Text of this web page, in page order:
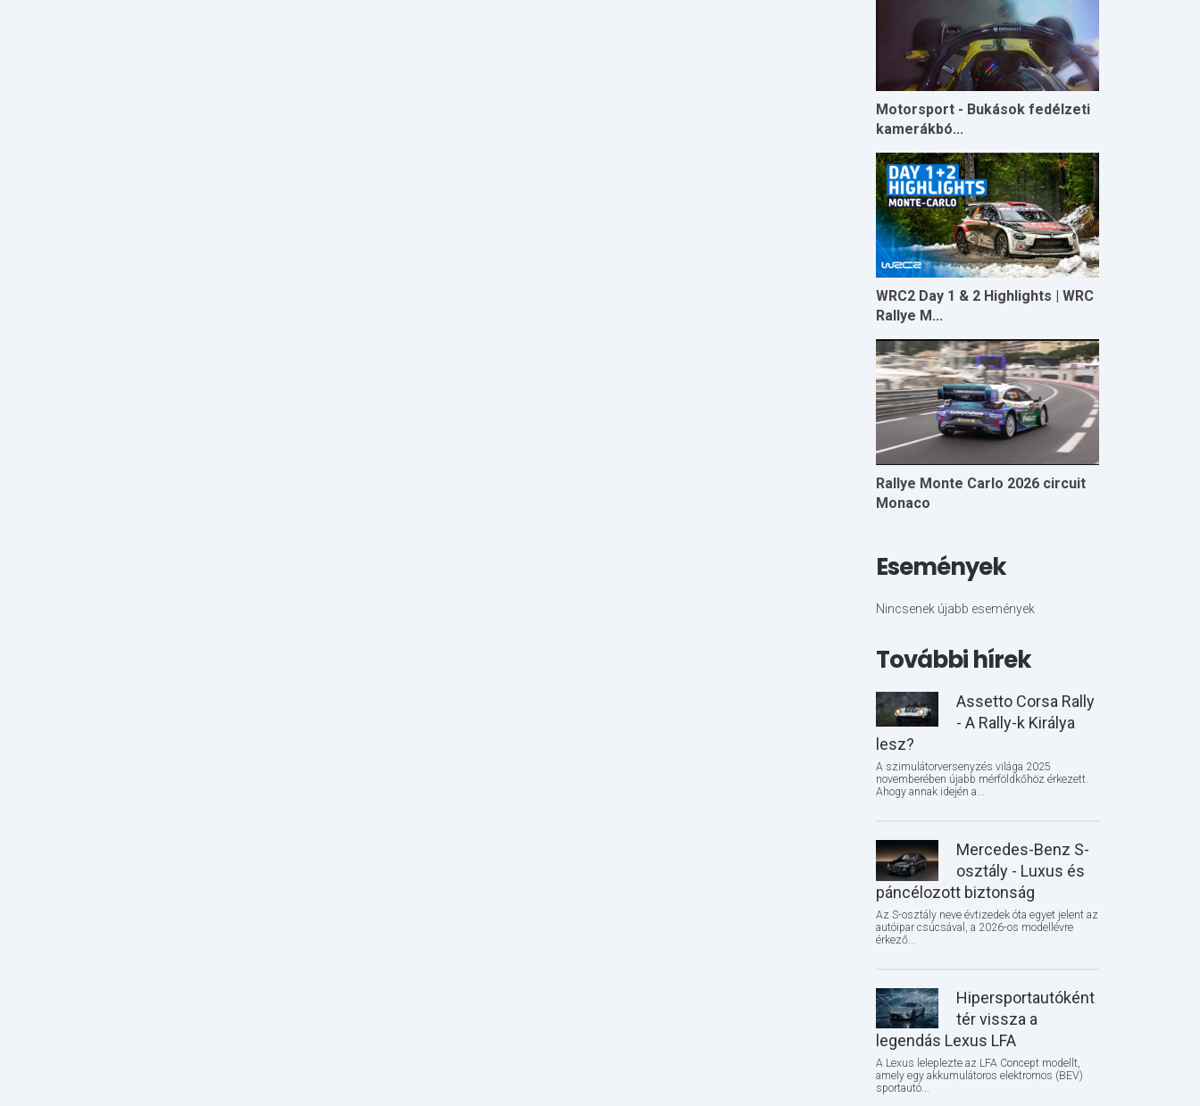
Motorsport - Bukások fedélzeti
kamerákbó...
WRC2 Day 1 & 2 Highlights | WRC
Rallye M...
Rallye Monte Carlo 2026 circuit
Monaco
Események
Nincsenek újabb események
További hírek
Assetto Corsa Rally
- A Rally-k Királya
lesz?
A szimulátorversenyzés világa 2025
novemberében újabb mérföldkőhöz érkezett.
Ahogy annak idején a...
Mercedes-Benz S-
osztály - Luxus és
páncélozott biztonság
Az S-osztály neve évtizedek óta egyet jelent az
autóipar csúcsával, a 2026-os modellévre
érkező...
Hipersportautóként
tér vissza a
legendás Lexus LFA
A Lexus leleplezte az LFA Concept modellt,
amely egy akkumulátoros elektromos (BEV)
sportautó...